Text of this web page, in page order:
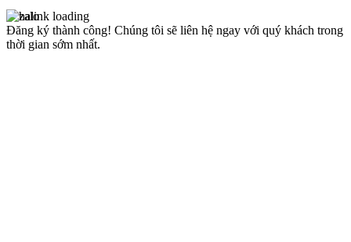
Đăng ký thành công! Chúng tôi sẽ liên hệ ngay với quý khách trong
thời gian sớm nhất.